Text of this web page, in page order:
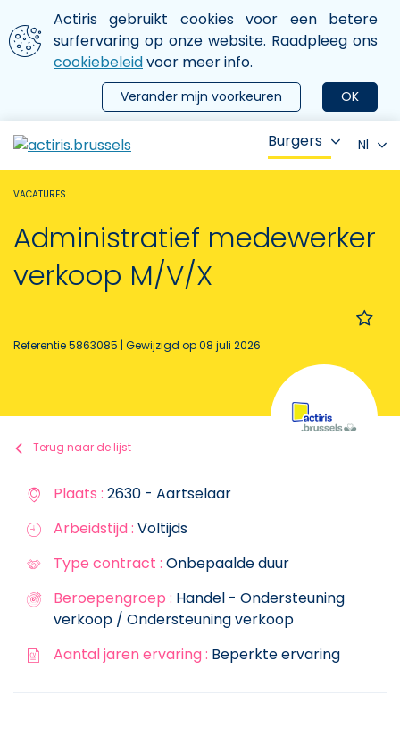
Aller au contenu principal
We gebruiken cookies
Actiris gebruikt cookies voor een betere
surfervaring op onze website. Raadpleeg ons
cookiebeleidvoor meer info.
OK
Verander mijn voorkeuren
le menu
Burgers Nl
VACATURES
Administratief medewerker
verkoop M/V/X
Referentie 5863085 | Gewijzigd op 08 juli 2026
Terug naar de lijst
Plaats : 2630 - Aartselaar
Arbeidstijd : Voltijds
Type contract : Onbepaalde duur
Beroepengroep : Handel - Ondersteuning
verkoop / Ondersteuning verkoop
Aantal jaren ervaring : Beperkte ervaring